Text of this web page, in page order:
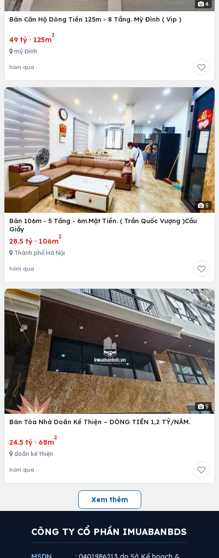
4
Bán Căn Hộ Dòng Tiền 125m - 8 Tầng. Mỹ Đình ( Vip )
49 tỷ · 125m
2
mỹ Đình
hôm qua
5
Bán 106m - 5 Tầng - 6m.Mặt Tiền. ( Trần Quốc Vượng )Cầu
Giấy
28.5 tỷ · 106m
2
Thành phố Hà Nội
hôm qua
5
Bán Tòa Nhà Doãn Kế Thiện – DÒNG TIỀN 1,2 TỶ/NĂM.
24.5 tỷ · 68m
2
doãn kế thiện
hôm qua
Xem thêm
CÔNG TY CỔ PHẦN IMUABANBDS